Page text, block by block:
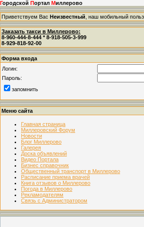
Городской Портал Миллерово
Приветствуем Вас Неизвестный , наш мобильный
Заказать такси в Миллерово:
8-960-444-8-444 * 8-918-505-3-999
8-929-818-92-00
Форма входа
Логин:
Пароль:
запомнить
Меню сайта
Главная страница
Миллеровский Форум
Новости
Блог Миллерово
Галерея
Доска объявлений
Видео Портала
Бизнес справочник
Общественный транспорт в Миллерово
Расписание приема врачей
Книга отзывов о Миллерово
Погода в Миллерово
Рекламодателям
Связь с Администратором